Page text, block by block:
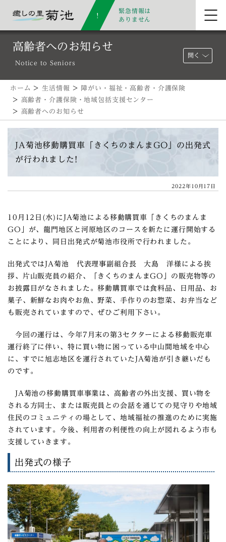
緊急情報は
ありません
高齢者へのお知らせ
Notice to Seniors
開く
ホーム >生活情報 >
障がい・福祉・高齢者・介護保険
> 高齢者・介護保険・地域包括支援センター
> 高齢者へのお知らせ
JA菊池移動購買車「きくちのまんまGO」の出発式
が行われました!
2022年10月17日
10月12日(水)にJA菊池による移動購買車「きくちのまんま
GO」が、龍門地区と河原地区のコースを新たに運行開始する
ことにより、同日出発式が菊池市役所で行われました。
出発式ではJA菊池 代表理事副組合長 大島 洋様による挨
拶、片山販売員の紹介、「きくちのまんまGO」の販売物等の
お披露目がなされました。移動購買車では食料品、日用品、お
菓子、新鮮なお肉やお魚、野菜、手作りのお惣菜、お弁当など
も販売されていますので、ぜひご利用下さい。
今回の運行は、今年7月末の第3セクターによる移動販売車
運行終了に伴い、特に買い物に困っている中山間地域を中心
に、すでに旭志地区を運行されていたJA菊池が引き継いだも
のです。
JA菊池の移動購買車事業は、高齢者の外出支援、買い物を
される方同士、または販売員との会話を通じての見守りや地域
住民のコミュニティの場として、地域福祉の推進のために実施
されています。今後、利用者の利便性の向上が図れるよう市も
支援していきます。
出発式の様子